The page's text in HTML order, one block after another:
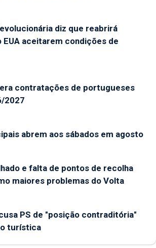
diz que reabrirá
EUA aceitarem condições de
contratações de portugueses
2027
abrem aos sábados em agosto
e falta de pontos de recolha
maiores problemas do Volta
PS de "posição contraditória"
turística